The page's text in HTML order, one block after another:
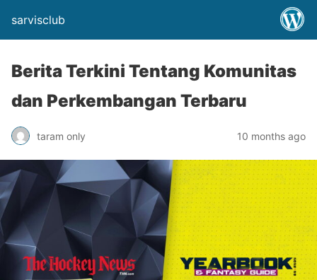
sarvisclub
Berita Terkini Tentang Komunitas
dan Perkembangan Terbaru
taram only 10 months ago